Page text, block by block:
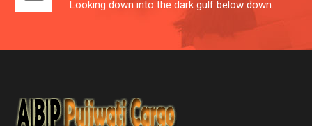
Looking down into the dark gulf below down.